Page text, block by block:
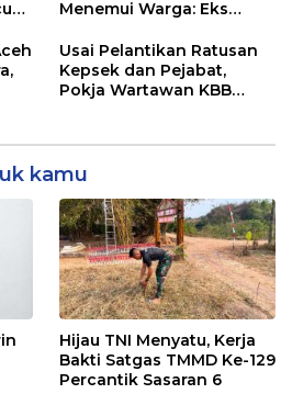
Menemui Warga: Eks
Pelayanan Dinas
Transmigrasi Luwu Timur
Usai Pelantikan Ratusan
Kepsek dan Pejabat,
Pokja Wartawan KBB
kamu
Hijau TNI Menyatu, Kerja
Bakti Satgas TMMD Ke-129
Percantik Sasaran 6